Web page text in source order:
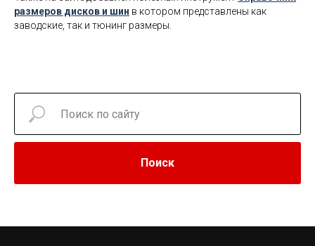
размеров дисков и шин в котором представлены как
заводские, так и тюнинг размеры.
Поиск